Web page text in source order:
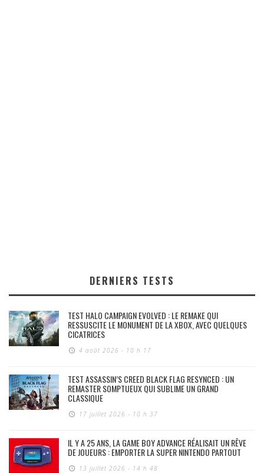
DERNIERS TESTS
TEST HALO CAMPAIGN EVOLVED : LE REMAKE QUI
RESSUSCITE LE MONUMENT DE LA XBOX, AVEC QUELQUES
CICATRICES
4 août 2026 - 10 h 17
TEST ASSASSIN’S CREED BLACK FLAG RESYNCED : UN
REMASTER SOMPTUEUX QUI SUBLIME UN GRAND
CLASSIQUE
17 juillet 2026 - 10 h 37
IL Y A 25 ANS, LA GAME BOY ADVANCE RÉALISAIT UN RÊVE
DE JOUEURS : EMPORTER LA SUPER NINTENDO PARTOUT
13 juillet 2026 - 14 h 48